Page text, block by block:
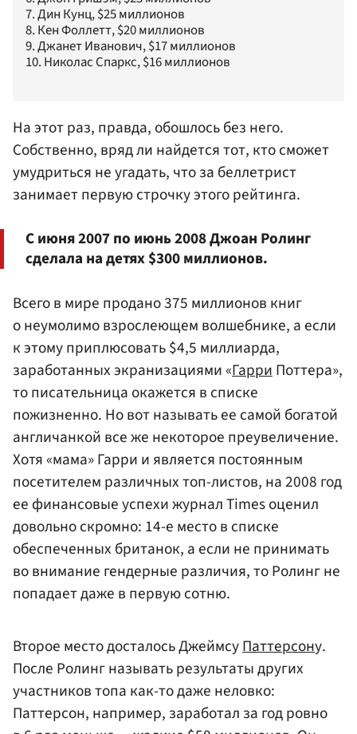
7. Дин Кунц, $25 миллионов
8. Кен Фоллетт, $20 миллионов
9. Джанет Иванович, $17 миллионов
10. Николас Спаркс, $16 миллионов
На этот раз, правда, обошлось без него.
Собственно, вряд ли найдется тот, кто сможет
умудриться не угадать, что за беллетрист
занимает первую строчку этого рейтинга.
С июня 2007 по июнь 2008 Джоан Ролинг
сделала на детях $300 миллионов.
Всего в мире продано 375 миллионов книг
о неумолимо взрослеющем волшебнике, а если
к этому приплюсовать $4,5 миллиарда,
заработанных экранизациями «ГарриПоттера»,
то писательница окажется в списке
пожизненно. Но вот называть ее самой богатой
англичанкой все же некоторое преувеличение.
Хотя «мама» Гарри и является постоянным
посетителем различных топ-листов, на 2008 год
ее финансовые успехи журнал Times оценил
довольно скромно: 14-е место в списке
обеспеченных британок, а если не принимать
во внимание гендерные различия, то Ролинг не
попадает даже в первую сотню.
Второе место досталось ДжеймсуПаттерсону.
После Ролинг называть результаты других
участников топа как-то даже неловко:
Паттерсон, например, заработал за год ровно